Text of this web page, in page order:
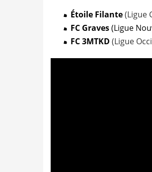
Étoile Filante(Ligue
FC Graves(Ligue
FC 3MTKD (Ligue